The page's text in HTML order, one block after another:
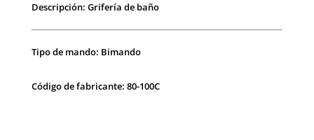
Descripción: Grifería de baño
Tipo de mando: Bimando
Código de fabricante: 80-100C